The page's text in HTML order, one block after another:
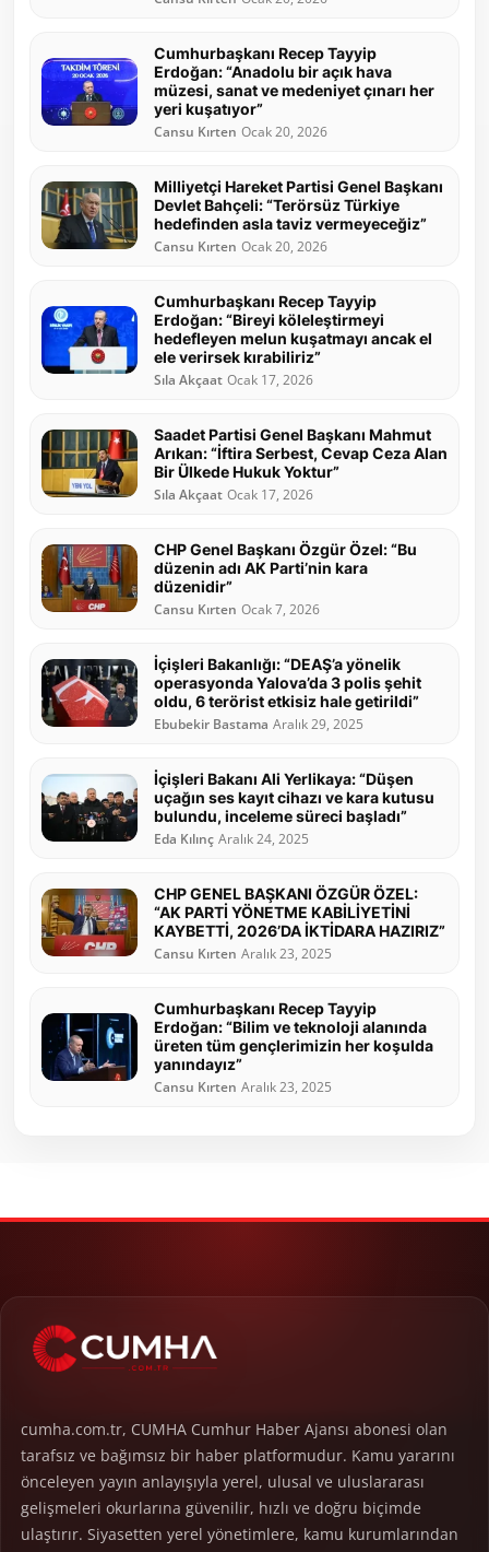
Cumhurbaşkanı Recep Tayyip
Erdoğan: “Anadolu bir açık hava
müzesi, sanat ve medeniyet çınarı her
yeri kuşatıyor”
Cansu Kırten Ocak 20, 2026
Milliyetçi Hareket Partisi Genel Başkanı
Devlet Bahçeli: “Terörsüz Türkiye
hedefinden asla taviz vermeyeceğiz”
Cansu Kırten Ocak 20, 2026
Cumhurbaşkanı Recep Tayyip
Erdoğan: “Bireyi köleleştirmeyi
hedefleyen melun kuşatmayı ancak el
ele verirsek kırabiliriz”
Sıla Akçaat Ocak 17, 2026
Saadet Partisi Genel Başkanı Mahmut
Arıkan: “İftira Serbest, Cevap Ceza Alan
Bir Ülkede Hukuk Yoktur”
Sıla Akçaat Ocak 17, 2026
CHP Genel Başkanı Özgür Özel: “Bu
düzenin adı AK Parti’nin kara
düzenidir”
Cansu Kırten Ocak 7, 2026
İçişleri Bakanlığı: “DEAŞ’a yönelik
operasyonda Yalova’da 3 polis şehit
oldu, 6 terörist etkisiz hale getirildi”
Ebubekir Bastama Aralık 29, 2025
İçişleri Bakanı Ali Yerlikaya: “Düşen
uçağın ses kayıt cihazı ve kara kutusu
bulundu, inceleme süreci başladı”
Eda Kılınç Aralık 24, 2025
CHP GENEL BAŞKANI ÖZGÜR ÖZEL:
“AK PARTİ YÖNETME KABİLİYETİNİ
KAYBETTİ, 2026’DA İKTİDARA HAZIRIZ”
Cansu Kırten Aralık 23, 2025
Cumhurbaşkanı Recep Tayyip
Erdoğan: “Bilim ve teknoloji alanında
üreten tüm gençlerimizin her koşulda
yanındayız”
Cansu Kırten Aralık 23, 2025
cumha.com.tr, CUMHA Cumhur Haber Ajansı abonesi olan
tarafsız ve bağımsız bir haber platformudur. Kamu yararını
önceleyen yayın anlayışıyla yerel, ulusal ve uluslararası
gelişmeleri okurlarına güvenilir, hızlı ve doğru biçimde
ulaştırır. Siyasetten yerel yönetimlere, kamu kurumlarından